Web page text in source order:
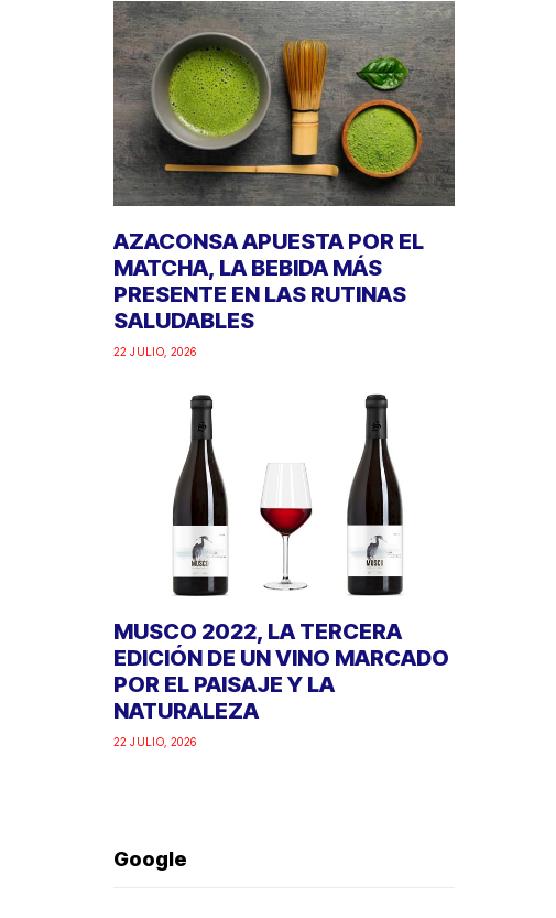
AZACONSA APUESTA POR EL
MATCHA, LA BEBIDA MÁS
PRESENTE EN LAS RUTINAS
SALUDABLES
22 JULIO, 2026
MUSCO 2022, LA TERCERA
EDICIÓN DE UN VINO MARCADO
POR EL PAISAJE Y LA
NATURALEZA
22 JULIO, 2026
Google